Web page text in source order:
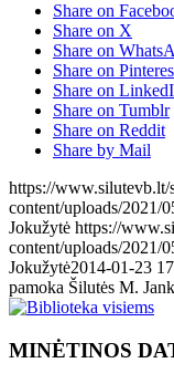
Share on
Share on X
Share on
Share on
Share on
Share on Tumblr
Share on Reddit
Share by Mail
https://www.silutevb.lt/
content/uploads/2021/
Jokužytė https://
content/uploads/2021/
Jokužytė2014-01-23
pamoka Šilutės M.
MINĖTINOS